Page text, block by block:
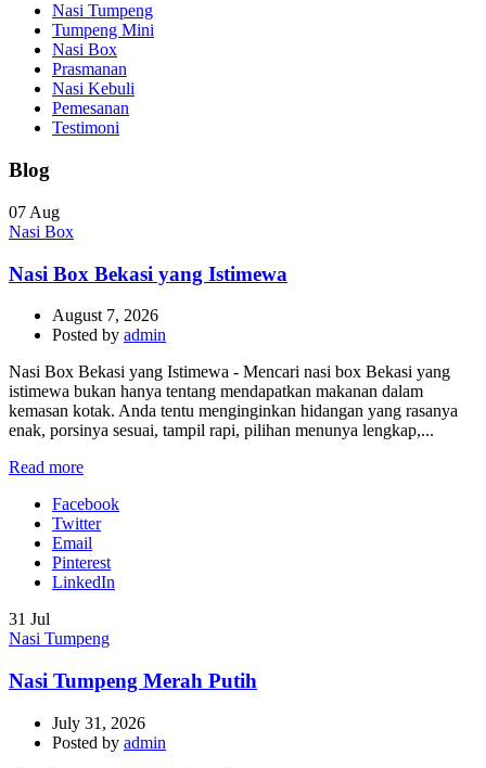
Nasi Tumpeng
Tumpeng Mini
Nasi Box
Prasmanan
Nasi Kebuli
Pemesanan
Testimoni
Blog
07 Aug
Nasi Box
Nasi Box Bekasi yang Istimewa
August 7, 2026
Posted by admin
Nasi Box Bekasi yang Istimewa - Mencari nasi box Bekasi yang
istimewa bukan hanya tentang mendapatkan makanan dalam
kemasan kotak. Anda tentu menginginkan hidangan yang rasanya
enak, porsinya sesuai, tampil rapi, pilihan menunya lengkap,...
Read more
Facebook
Twitter
Email
Pinterest
LinkedIn
31 Jul
Nasi Tumpeng
Nasi Tumpeng Merah Putih
July 31, 2026
Posted by admin